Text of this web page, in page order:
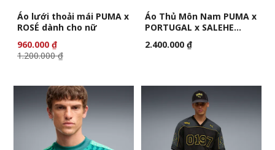
Áo lưới thoải mái PUMA x
ROSÉ dành cho nữ
960.000 ₫
1.200.000 ₫
Áo Thủ Môn Nam PUMA x
PORTUGAL x SALEHE
2.400.000 ₫